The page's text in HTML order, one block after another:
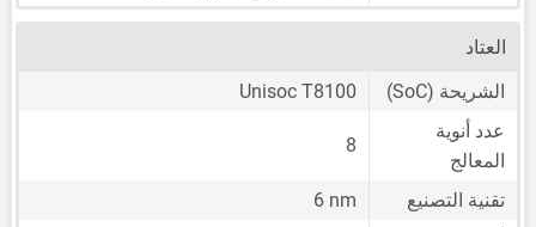
العتاد
الشريحة (SoC)
Unisoc T8100
عدد أنوية
المعالج
8
تقنية التصنيع
6 nm